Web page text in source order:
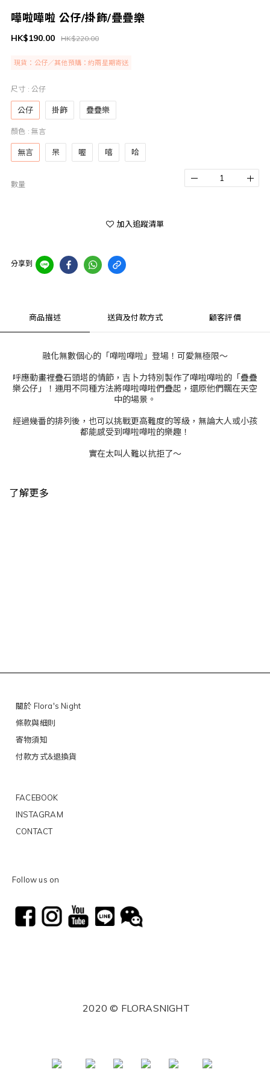
嘩啦嘩啦 公仔/掛飾/疊疊樂
HK$220.00
HK$190.00
現貨：公仔／其他預購：約兩星期寄送
尺寸 : 公仔
公仔 掛飾 疊疊樂
顏色 : 無言
無言 呆 喔 嘻 哈
數量
加入追蹤清單
分享到
商品描述 送貨及付款方式 顧客評價
融化無數個心的「嘩啦嘩啦」登場！可愛無極限～
呼應動畫裡疊石頭塔的情節，吉卜力特別製作了嘩啦嘩啦的「疊疊
樂公仔」！運用不同種方法將嘩啦嘩啦們疊起，還原他們飄在天空
中的場景。
經過幾番的排列後，也可以挑戰更高難度的等級，無論大人或小孩
都能感受到嘩啦嘩啦的樂趣！
實在太叫人難以抗拒了～
了解更多
關於 Flora's Night
條款與細則
寄物須知
付款方式&退換貨
FACEBOOK
INSTAGRAM
CONTACT
Follow us on
2020 © FLORASNIGHT